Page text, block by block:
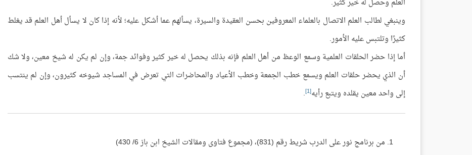
العلم وحصل له خير كثير.
وينبغي لطالب العلم الاتصال بالعلماء المعروفين بحسن العقيدة والسيرة، يسألهم عما أشكل عليه؛ لأنه إذا كان لا يسأل أهل العلم قد يغلط
كثيرًا وتلتبس عليه الأمور.
أما إذا حضر الحلقات العلمية وسمع الوعظ من أهل العلم فإنه بذلك يحصل له خير كثير وفوائد جمة، وإن لم يكن له شيخ معين، ولا شك
أن الذي يحضر حلقات العلم ويسمع خطب الجمعة وخطب الأعياد والمحاضرات التي تعرض في المساجد شيوخه كثيرون، وإن لم ينتسب
إلى واحد معين يقلده ويتبع رأيه[1]
.
من برنامج نور على الدرب شريط رقم (831)، (مجموع فتاوى ومقالات الشيخ ابن باز 6/ 430)